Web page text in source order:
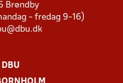
Brøndby
- fredag 9-16)
DBU